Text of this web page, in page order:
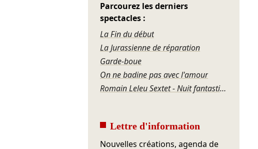
Parcourez les derniers
spectacles :
La Fin du début
La Jurassienne de réparation
Garde-boue
On ne badine pas avec l'amour
Romain Leleu Sextet - Nuit fantastique
Lettre d'information
Nouvelles créations, agenda de